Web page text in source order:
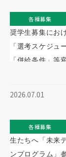
2026.07.01
各種募集
各種募集